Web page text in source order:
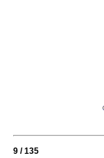
9 / 135